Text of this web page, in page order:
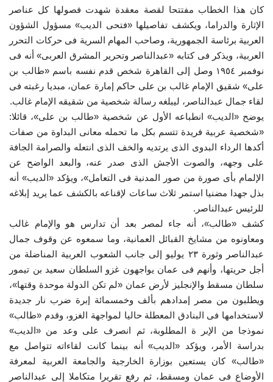
مرجعياتنا
المواطن العالمي
الرواد
فرص
وثائق
الفيديوهات
الشركاء
Gallery
لغة
English Swahili español
French Arabic
كان هذا الخطاب مفتتحا لقصة معقدة شهدت فصولها كل عناصر
الإثارة والدراما، ويكشف تفاصيلها «فتحى الديب» مسؤول الشؤون
العربية برئاسة الجمهورية، وصاحب المهام السرية فى حركات التحرر
العربية، ويذكر فى كتابه «عبدالناصر وتحرير المشرق العربى» أنه فى
نوفمبر ١٩٥٤ وصل إلى القاهرة شخص قدم نفسه باسم «طالب بن
على» شقيق الإمام غالب بن على حاكم إمارة عمان، مبديا رغبته فى
لقاء جمال عبدالناصر، ليبلغه رسالة شخصية من شقيقه الإمام غالب.
يوضح «الديب» انطباعه الأول عن شخصية «طالب بن على»، قائلا:
«شخصية عربية فريدة تتسم بكل ما تحمله معانى البداوة من صفات
أكدها الرداء البدوى الذى يرتديه والخف الذى انتعله والصرامة الجافة
على وجهه، والصوت الأجش الذى صدر عنه، والبعد الواضح عن
الإلمام بأى صورة من صور المدنية فى التعامل»، ويؤكد «الديب» أنه
بذل جهدا مضنيا استمر ثلاث ساعات لإقناعه بالكشف عما يريد إبلاغه
للرئيس عبدالناصر.
كشف «طالب»، أنه جاء لمصر بعد أن تدارس هو والإمام غالب
ومعاونوه من مشايخ القبائل العمانية، وما سمعوه عن وقوف جمال
عبدالناصر وثورة ٢٣ يوليو إلى جانب الشعوب العربية المناضلة من
أجل حريتها، وأنهم فى عمان يواجهون غزو السلطان سعيد بن تيمور
سلطان مسقط والإنجليز لأرض عمان «لم تكن الدولة موحدة وقتها»،
ويطلبون من مصر إمدادهم بألف وخمسمائة إبرة ضرب نار جديدة
لاستخدامها فى البنادق المعطلة حاليا لمواجهة الغزو، وقدم «طالب»
نموذجا من الإبر ة المطلوبة، ثم انصرف على وعد من «الديب»
بدراسة الأمر، ويؤكد «الديب» أنه بينما كانت لقاءاته تتواصل مع
«طالب» كان يستعين بوزارة الخارجية والجامعة العربية لمعرفة
الأوضاع فى عمان ومسقط، ثم رفع تقريرا متكاملا إلى عبدالناصر